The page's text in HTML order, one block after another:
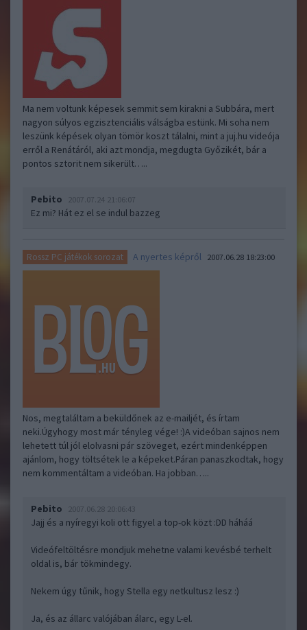
Ma nem voltunk képesek semmit sem kirakni a Subbára, mert
nagyon súlyos egzisztenciális válságba estünk. Mi soha nem
leszünk képések olyan tömör koszt tálalni, mint a juj.hu videója
erről a Renátáról, aki azt mondja, megdugta Győzikét, bár a
pontos sztorit nem sikerült…..
Pebito 2007.07.24 21:06:07
Ez mi? Hát ez el se indul bazzeg
Rossz PC játékok sorozat A nyertes képről 2007.06.28 18:23:00
Nos, megtaláltam a beküldőnek az e-mailjét, és írtam
neki.Úgyhogy most már tényleg vége! :)A videóban sajnos nem
lehetett túl jól elolvasni pár szöveget, ezért mindenképpen
ajánlom, hogy töltsétek le a képeket.Páran panaszkodtak, hogy
nem kommentáltam a videóban. Ha jobban…..
Pebito 2007.06.28 20:06:43
Jajj és a nyíregyi koli ott figyel a top-ok közt :DD háháá
Videófeltöltésre mondjuk mehetne valami kevésbé terhelt
oldal is, bár tökmindegy.
Nekem úgy tűnik, hogy Stella egy netkultusz lesz :)
Ja, és az állarc valójában álarc, egy L-el.